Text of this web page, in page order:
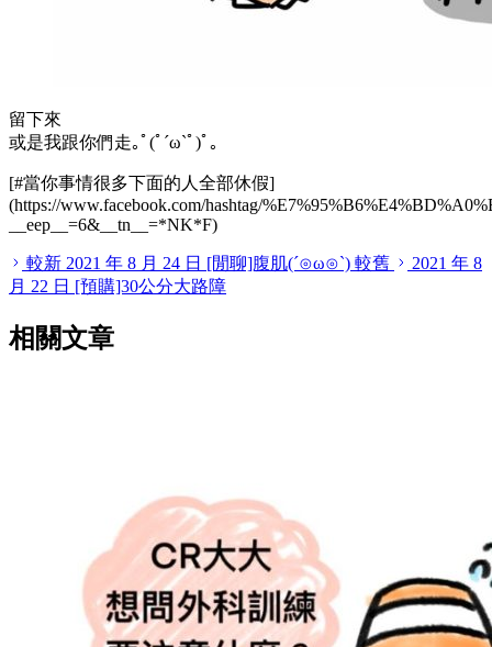
留下來
或是我跟你們走｡ﾟ(ﾟ´ω`ﾟ)ﾟ｡
[#當你事情很多下面的人全部休假]
(https://www.facebook.com/hashtag/
eep =6& tn =*NK*F)
較新 2021 年 8 月 24 日 [閒聊]腹肌(´⊙ω⊙`) 較舊
2021 年 8
月 22 日 [預購]30公分大路障
相關文章